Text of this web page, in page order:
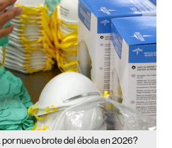
nuevo brote del ébola en 2026?